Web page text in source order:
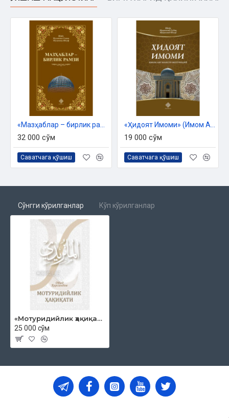
Қабр азоби ҳақида
Бидъат ва аҳли бидъат
Фаришталар гуноҳдан покдир
Куфрга оид баъзи масалалар
Язид ибн Муовияни лаънатлаш жоиз эмаслиги ҳақида
Пайғамбар юбориш хикмати
Авлиёларнинг каромати
Пайғамбарлар каттаю кичик гуноҳлардан покдир
Инсонларнинг энг афзали Муҳаммад алайҳиссаломдир
Халифалик масаласи
32 000 сўм
Саватчага қўшиш
19 000 сўм
Саватчага қўшиш
Сўнгги кўрилганлар Кўп кўрилганлар
«Мотуридийлик ҳақиқати»
25 000 сўм